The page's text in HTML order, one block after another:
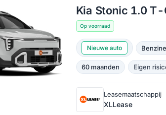
Kia Stonic 1.0 T-
Op voorraad
Nieuwe auto Benzine
60 maanden Eigen
Leasemaatschappij
XLLease